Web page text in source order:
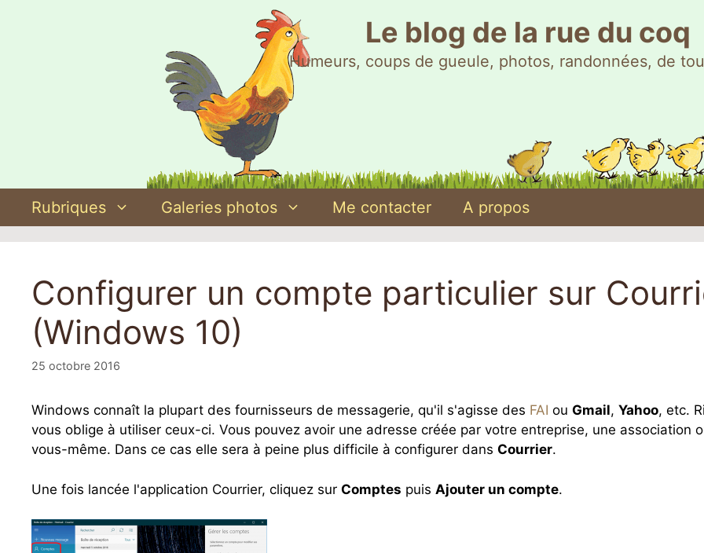
Le blog de la rue du coq
Humeurs, coups de gueule, photos, randonnées, de
Rubriques Galeries photos Me contacter A propos
Configurer un compte particulier sur
(Windows 10)
25 octobre 2016
Windows connaît la plupart des fournisseurs de messagerie, qu'il s'agisse des FAI ou Gmail, Yahoo, etc.
vous oblige à utiliser ceux-ci. Vous pouvez avoir une adresse créée par votre entreprise, une association
vous-même. Dans ce cas elle sera à peine plus difficile à configurer dans Courrier.
Une fois lancée l'application Courrier, cliquez sur Comptes puis Ajouter un compte.